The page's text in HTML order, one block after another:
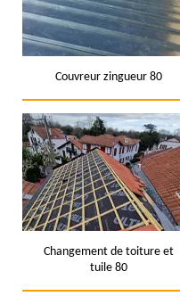
Couvreur zingueur 80
Changement de toiture et
tuile 80